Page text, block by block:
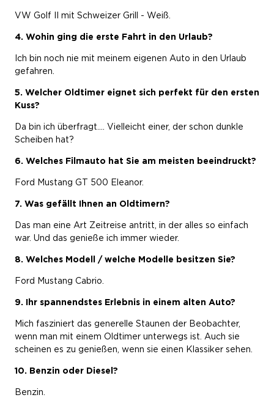
VW Golf II mit Schweizer Grill - Weiß.
4. Wohin ging die erste Fahrt in den Urlaub?
Ich bin noch nie mit meinem eigenen Auto in den Urlaub
gefahren.
5. Welcher Oldtimer eignet sich perfekt für den ersten
Kuss?
Da bin ich überfragt.... Vielleicht einer, der schon dunkle
Scheiben hat?
6. Welches Filmauto hat Sie am meisten beeindruckt?
Ford Mustang GT 500 Eleanor.
7. Was gefällt Ihnen an Oldtimern?
Das man eine Art Zeitreise antritt, in der alles so einfach
war. Und das genieße ich immer wieder.
8. Welches Modell / welche Modelle besitzen Sie?
Ford Mustang Cabrio.
9. Ihr spannendstes Erlebnis in einem alten Auto?
Mich fasziniert das generelle Staunen der Beobachter,
wenn man mit einem Oldtimer unterwegs ist. Auch sie
scheinen es zu genießen, wenn sie einen Klassiker sehen.
10. Benzin oder Diesel?
Benzin.